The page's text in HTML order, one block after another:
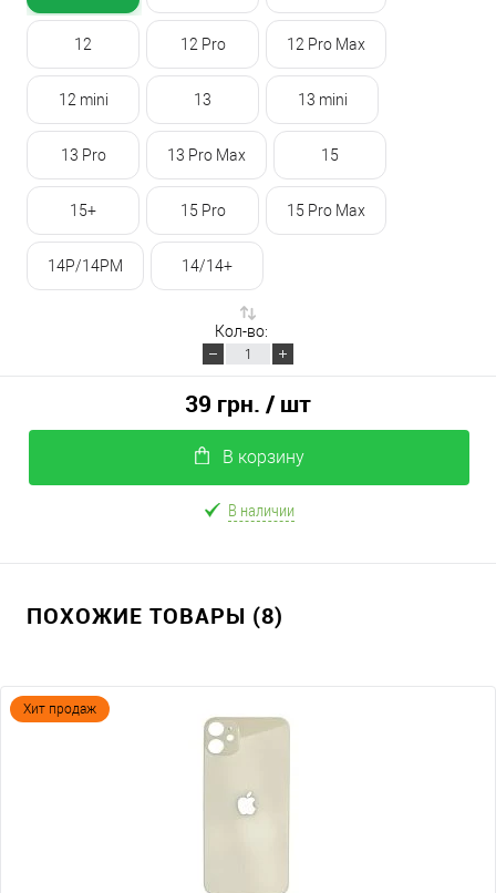
12 12 Pro 12 Pro Max
12 mini 13 13 mini
13 Pro 13 Pro Max 15
15+ 15 Pro 15 Pro Max
14P/14PM 14/14+
Кол-во:
39 грн. / шт
В корзину
В наличии
ПОХОЖИЕ ТОВАРЫ (8)
Хит продаж